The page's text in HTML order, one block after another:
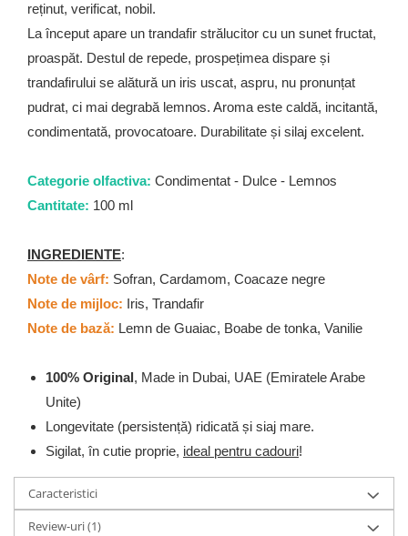
reținut, verificat, nobil.
La început apare un trandafir strălucitor cu un sunet fructat,
proaspăt. Destul de repede, prospețimea dispare și
trandafirului se alătură un iris uscat, aspru, nu pronunțat
pudrat, ci mai degrabă lemnos. Aroma este caldă, incitantă,
condimentată, provocatoare. Durabilitate și silaj excelent.
Categorie olfactiva: Condimentat - Dulce - Lemnos
Cantitate: 100 ml
INGREDIENTE:
Note de vârf: Sofran, Cardamom, Coacaze negre
Note de mijloc: Iris, Trandafir
Note de bază: Lemn de Guaiac, Boabe de tonka, Vanilie
100% Original, Made in Dubai, UAE (Emiratele Arabe
Unite)
Longevitate (persistență) ridicată și siaj mare.
Sigilat, în cutie proprie, ideal pentru cadouri!
Caracteristici
Review-uri(1)